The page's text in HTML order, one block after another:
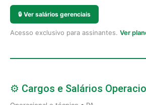
🔒 Ver salários gerenciais
Acesso exclusivo para assinantes. Ver
⚙️ Cargos e Salários